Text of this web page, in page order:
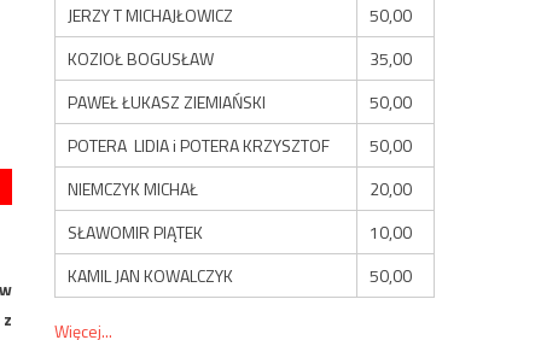
JERZY T MICHAJŁOWICZ
50,00
KOZIOŁ BOGUSŁAW
35,00
PAWEŁ ŁUKASZ ZIEMIAŃSKI
50,00
POTERA LIDIA i POTERA KRZYSZTOF
50,00
NIEMCZYK MICHAŁ
20,00
SŁAWOMIR PIĄTEK
10,00
KAMIL JAN KOWALCZYK
50,00
Więcej...